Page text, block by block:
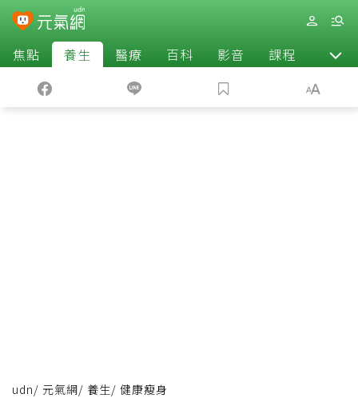
焦點 養生 醫療 百科 影音 課程 退休
udn/ 元氣網/ 養生/ 健康瘦身